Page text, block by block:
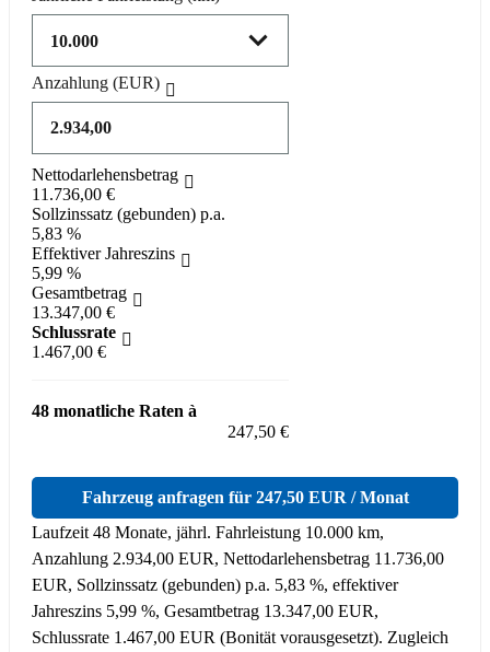
Anzahlung (EUR)
Nettodarlehensbetrag
11.736,00 €
Sollzinssatz (gebunden) p.a.
5,83 %
Effektiver Jahreszins
5,99 %
Gesamtbetrag
13.347,00 €
Schlussrate
1.467,00 €
48 monatliche Raten à
247,50 €
Fahrzeug anfragen für 247,50 EUR / Monat
Laufzeit 48 Monate, jährl. Fahrleistung 10.000 km,
Anzahlung 2.934,00 EUR, Nettodarlehensbetrag 11.736,00
EUR, Sollzinssatz (gebunden) p.a. 5,83 %, effektiver
Jahreszins 5,99 %, Gesamtbetrag 13.347,00 EUR,
Schlussrate 1.467,00 EUR (Bonität vorausgesetzt). Zugleich